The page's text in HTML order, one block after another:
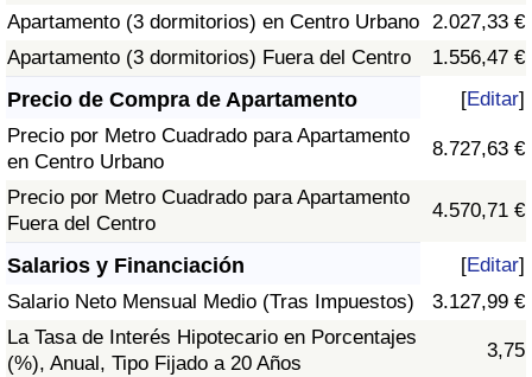
Apartamento (3 dormitorios) en Centro Urbano 2.027,33 €
Apartamento (3 dormitorios) Fuera del Centro
1.556,47 €
Precio de Compra de Apartamento [Editar]
Precio por Metro Cuadrado para Apartamento
en Centro Urbano
8.727,63 €
Precio por Metro Cuadrado para Apartamento
Fuera del Centro
4.570,71 €
Salarios y Financiación [Editar]
Salario Neto Mensual Medio (Tras Impuestos)
3.127,99 €
La Tasa de Interés Hipotecario en Porcentajes
(%), Anual, Tipo Fijado a 20 Años
3,75